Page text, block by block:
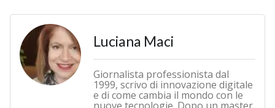
Luciana Maci
Giornalista professionista dal
1999, scrivo di innovazione digitale
e di come cambia il mondo con le